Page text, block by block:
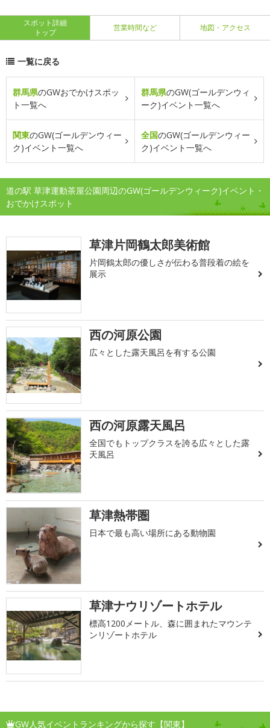
スポット詳細
トップ
営業時間など 地図・アクセス
一覧に戻る
群馬県のGWおでかけスポッ
ト一覧へ
群馬県のGW(ゴールデンウィ
ーク)イベント一覧へ
関東のGW(ゴールデンウィー
ク)イベント一覧へ
全国のGW(ゴールデンウィー
ク)イベント一覧へ
道の駅 草津運動茶屋公園周辺のGW(ゴールデンウィーク)イベント・
おでかけスポット
草津片岡鶴太郎美術館
片岡鶴太郎の優しさが伝わる普段着の絵を
展示
西の河原公園
広々とした露天風呂を有する公園
西の河原露天風呂
全国でもトップクラスを誇る広々とした露
天風呂
草津熱帯圏
日本で最も高い場所にある動物園
草津ナウリゾートホテル
標高1200メートル、森に囲まれたマウンテ
ンリゾートホテル
GW人気イベントランキングから探す【関東】